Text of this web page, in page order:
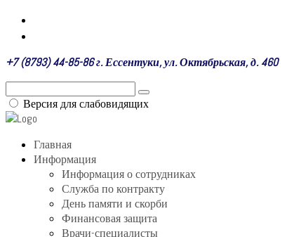
+7 (8793) 44-85-86 г. Ессентуки, ул. Октябрьская, д. 460
Версия для слабовидящих
Главная
Информация
Информация о сотрудниках
Служба по контракту
День памяти и скорби
Финансовая защита
Врачи-специалисты